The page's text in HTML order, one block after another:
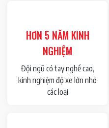
HƠN 5 NĂM KINH
NGHIỆM
Đội ngũ có tay nghề cao,
kinh nghiệm độ xe lớn nhỏ
các loại